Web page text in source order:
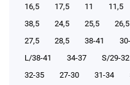
16,5
17,5 11 11,5
38,5
24,5 25,5 26,5
27,5
28,5 38-41
L/38-41
34-37 S/29-32
32-35
27-30 31-34